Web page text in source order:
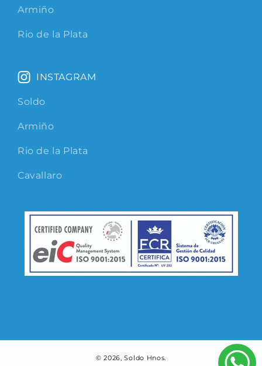
Armiño
Rio de la Plata
INSTAGRAM
Soldo
Armiño
Rio de la Plata
Cavallaro
© 2026,Soldo Hnos.